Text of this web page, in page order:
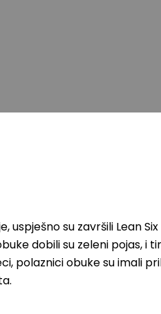
su završili Lean
dobili su zeleni
polaznici obuke su imali